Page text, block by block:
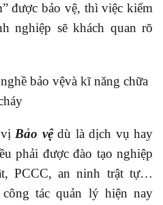
được bảo vệ, thì việc kiểm
nghiệp sẽ khách quan rõ
Bảo vệdù là dịch vụ hay
phải được đào tạo nghiệp
PCCC, an ninh trật tự…
tác quản lý hiện nay